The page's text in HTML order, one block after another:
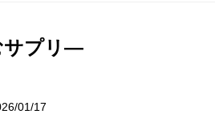
サプリ―
01/17